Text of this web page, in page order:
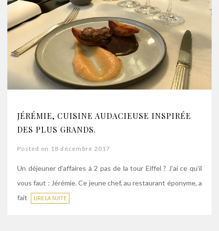
JÉRÉMIE, CUISINE AUDACIEUSE INSPIRÉE
DES PLUS GRANDS.
Posted on 18 décembre 2017
Un déjeuner d’affaires à 2 pas de la tour Eiffel ? J’ai ce qu’il
vous faut : Jérémie. Ce jeune chef, au restaurant éponyme, a
fait
LIRE LA SUITE